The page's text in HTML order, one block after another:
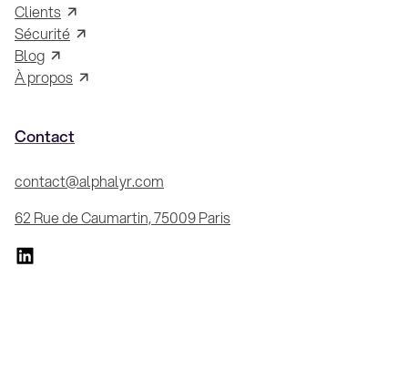
Clients
Sécurité
Blog
À propos
Contact
contact@alphalyr.com
62 Rue de Caumartin, 75009 Paris